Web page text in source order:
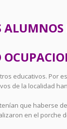
educativos. Por
de la localidad
que haberse
en el porche